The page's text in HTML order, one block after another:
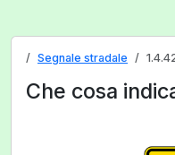
Segnale stradale
Che cosa